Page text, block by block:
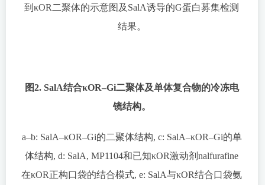
到κOR二聚体的示意图及SalA诱导的G蛋白募集检测
结果。
图2. SalA结合κOR–Gi二聚体及单体复合物的冷冻电
镜结构。
a–b: SalA–κOR–Gi的二聚体结构, c: SalA–κOR–Gi的单
体结构, d: SalA, MP1104和已知κOR激动剂nalfurafine
在κOR正构口袋的结合模式, e: SalA与κOR结合口袋氨